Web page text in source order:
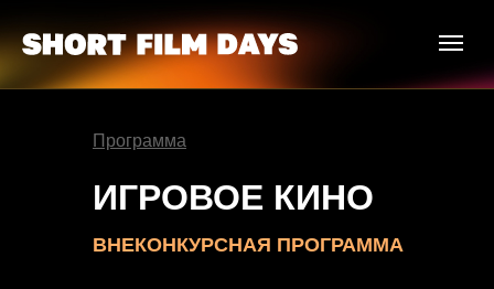
ИГРОВОЕ КИНО
ВНЕКОНКУРСНАЯ ПРОГРАММА
Программа